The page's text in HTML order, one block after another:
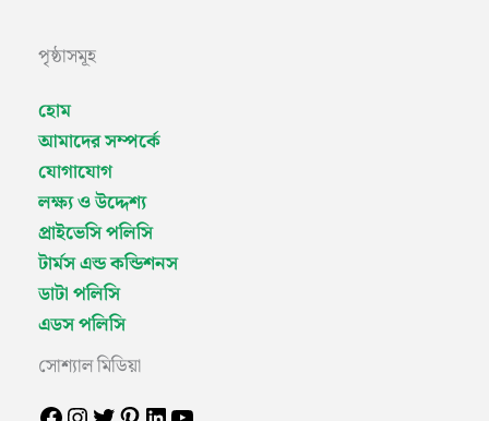
পৃষ্ঠাসমূহ
হোম
আমাদের সম্পর্কে
যোগাযোগ
লক্ষ্য ও উদ্দেশ্য
প্রাইভেসি পলিসি
টার্মস এন্ড কন্ডিশনস
ডাটা পলিসি
এডস পলিসি
সোশ্যাল মিডিয়া